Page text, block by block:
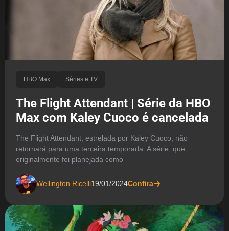
HBO Max Séries e TV
The Flight Attendant | Série da HBO
Max com Kaley Cuoco é cancelada
The Flight Attendant, estrelada por Kaley Cuoco, não
retornará para uma terceira temporada. A série, que
originalmente foi planejada como
Wellington Ricelli19/01/2024Confira